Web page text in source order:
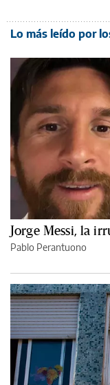
Lo más leído por
Jorge Messi, la
Pablo Perantuono